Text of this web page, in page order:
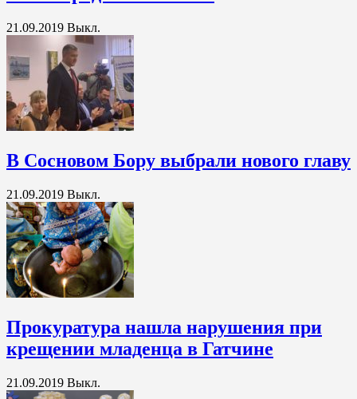
21.09.2019 Выкл.
В Сосновом Бору выбрали нового главу
21.09.2019 Выкл.
Прокуратура нашла нарушения при
крещении младенца в Гатчине
21.09.2019 Выкл.